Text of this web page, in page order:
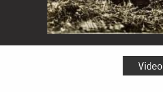
Sfântul
Video